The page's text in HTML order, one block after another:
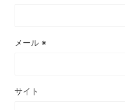
メール ※
サイト